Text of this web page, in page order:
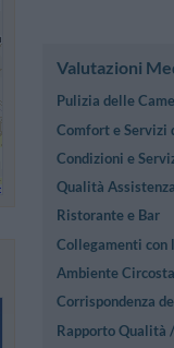
Valutazioni
Pulizia delle
Comfort e Servizi
Condizioni e
Qualità
Ristorante e Bar
Collegamenti con
Ambiente
Corrispondenza
Rapporto Qualità